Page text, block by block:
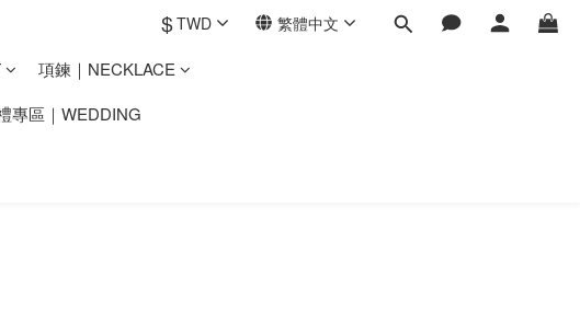
$TWD 繁體中文
項鍊｜NECKLACE
專區｜WEDDING